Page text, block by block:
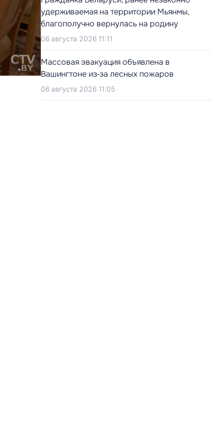
удерживаемая на территории Мьянмы,
благополучно вернулась на родину
06 августа 2026 11:11
Массовая эвакуация объявлена в
Вашингтоне из‑за лесных пожаров
06 августа 2026 11:05